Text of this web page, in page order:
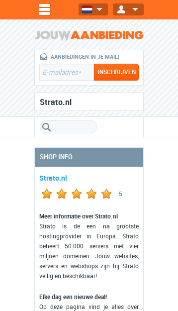
AANBIEDINGEN IN JE MAIL!
Strato.nl
SHOP INFO
Strato.nl
5
Meer informatie over Strato.nl
Strato is de een na grootste
hostingprovider in Europa. Strato
beheert 50.000 servers met vier
miljoen domeinen. Jouw websites,
servers en webshops zijn bij Strato
veilig en beschikbaar!
Elke dag een nieuwe deal!
Op deze pagina vind je alles over